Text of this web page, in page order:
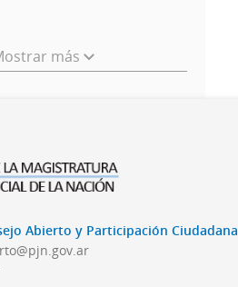
más
Abierto y Participación Ciudadana